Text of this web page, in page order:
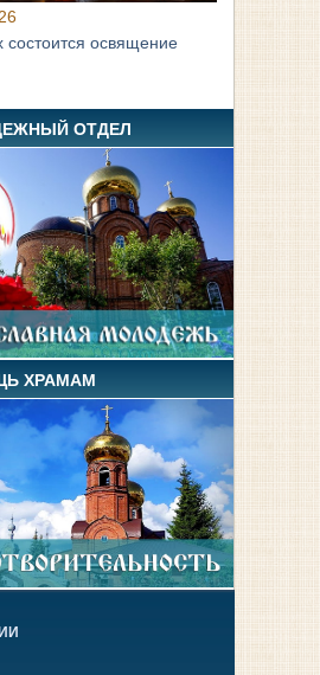
состоится освящение
ОТДЕЛ
ХРАМАМ